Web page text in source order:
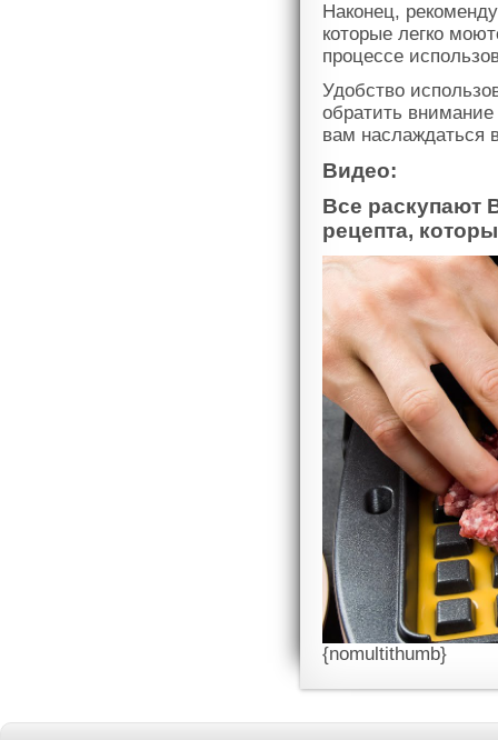
Наконец,
которые легко
процессе
Удобство
обратить
вам
Видео:
Все раскупают
рецепта,
{nomultithumb}